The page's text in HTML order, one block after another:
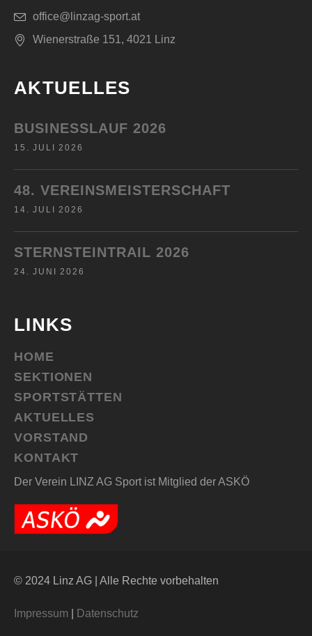
office@linzag-sport.at
Wienerstraße 151, 4021 Linz
AKTUELLES
BUSINESSLAUF 2026
15. JULI 2026
48. VEREINSMEISTERSCHAFT
14. JULI 2026
STERNSTEINTRAIL 2026
24. JUNI 2026
LINKS
HOME
SEKTIONEN
SPORTSTÄTTEN
AKTUELLES
VORSTAND
KONTAKT
Der Verein LINZ AG Sport ist Mitglied der ASKÖ
© 2024 Linz AG | Alle Rechte vorbehalten
Impressum Datenschutz